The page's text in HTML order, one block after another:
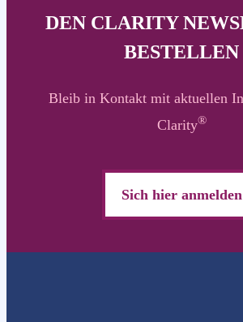
DEN CLARITY
BESTELLEN
Bleib in Kontakt mit aktuellen
Clarity®
Sich hier anmelden